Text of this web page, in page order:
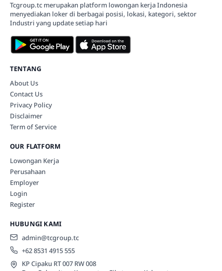
Tcgroup.tc merupakan platform lowongan kerja Indonesia
menyediakan loker di berbagai posisi, lokasi, kategori, sektor
Industri yang update setiap hari
TENTANG
About Us
Contact Us
Privacy Policy
Disclaimer
Term of Service
OUR FLATFORM
Lowongan Kerja
Perusahaan
Employer
Login
Register
HUBUNGI KAMI
admin@tcgroup.tc
+62 8531 4915 555
KP Cipaku RT 007 RW 008